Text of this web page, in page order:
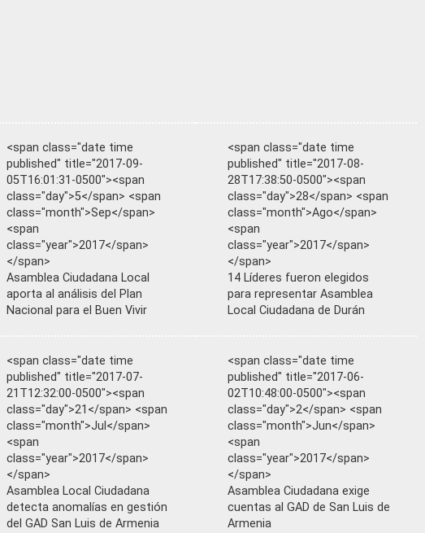
<span class="date time
published" title="2017-09-
05T16:01:31-0500"><span
class="day">5</span> <span
class="month">Sep</span>
<span
class="year">2017</span>
</span>
Asamblea Ciudadana Local
aporta al análisis del Plan
Nacional para el Buen Vivir
<span class="date time
published" title="2017-08-
28T17:38:50-0500"><span
class="day">28</span> <span
class="month">Ago</span>
<span
class="year">2017</span>
</span>
14 Líderes fueron elegidos
para representar Asamblea
Local Ciudadana de Durán
<span class="date time
published" title="2017-07-
21T12:32:00-0500"><span
class="day">21</span> <span
class="month">Jul</span>
<span
class="year">2017</span>
</span>
Asamblea Local Ciudadana
detecta anomalías en gestión
del GAD San Luis de Armenia
<span class="date time
published" title="2017-06-
02T10:48:00-0500"><span
class="day">2</span> <span
class="month">Jun</span>
<span
class="year">2017</span>
</span>
Asamblea Ciudadana exige
cuentas al GAD de San Luis de
Armenia